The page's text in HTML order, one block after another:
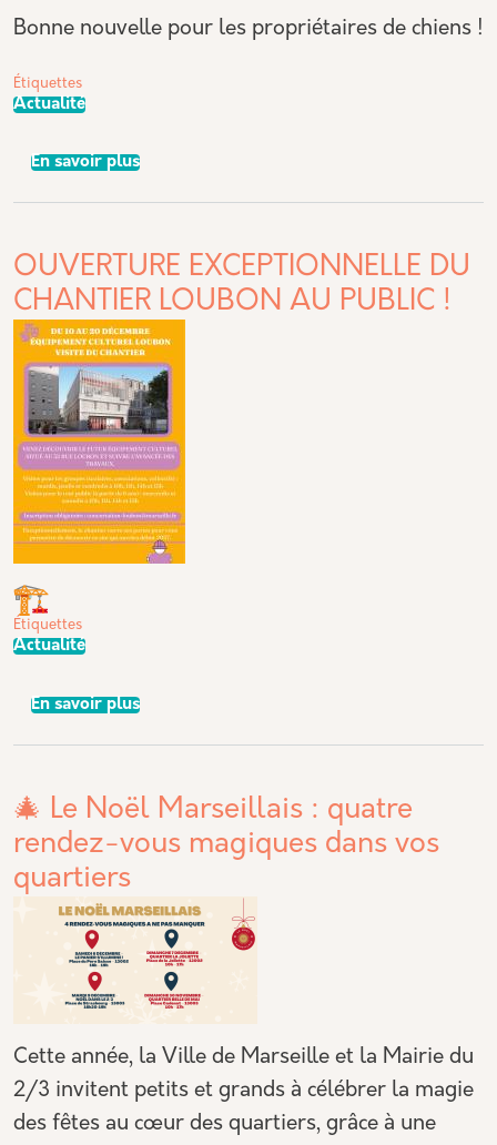
Bonne nouvelle pour les propriétaires de chiens !
Étiquettes
Actualité
En savoir plussur 🐾 Ouverture de deux nouveaux
OUVERTURE EXCEPTIONNELLE DU
CHANTIER LOU­BON AU PUBLIC !
Étiquettes
Actualité
En savoir plussur OUVERTURE EXCEPTIONNELLE DU
🎄 Le Noël Marseillais : quatre
rendez-vous magiques dans vos
quartiers
Cette année, la Ville de Marseille et la Mairie du
2/3 invitent petits et grands à célébrer la magie
des fêtes au cœur des quartiers, grâce à une